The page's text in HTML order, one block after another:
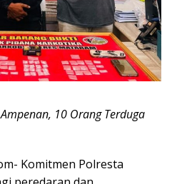
10 Orang Terduga
Komitmen Polresta